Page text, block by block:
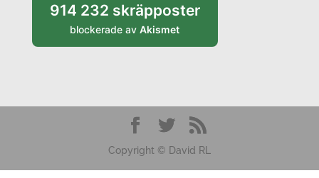
914 232 skräpposter
blockerade avAkismet
Copyright © David RL